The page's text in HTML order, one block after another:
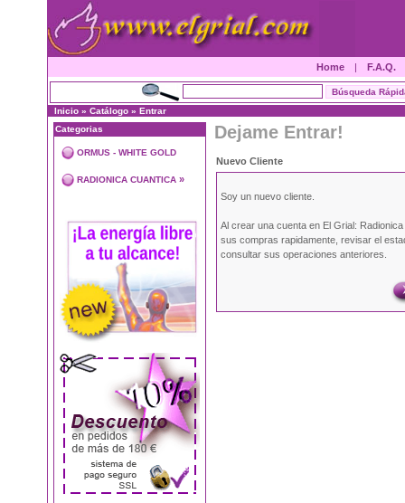
Home | F.A.Q.
Inicio » Catálogo » Entrar
Categorias
ORMUS - WHITE GOLD
RADIONICA CUANTICA »
Dejame Entrar!
Nuevo Cliente
Soy un nuevo cliente.
Al crear una cuenta en El Grial:
sus compras rapidamente, revisar el
consultar sus operaciones anteriores.